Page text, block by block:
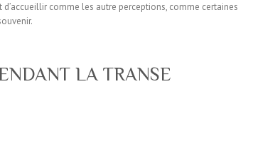
comme les autre perceptions, comme certaines
LA TRANSE